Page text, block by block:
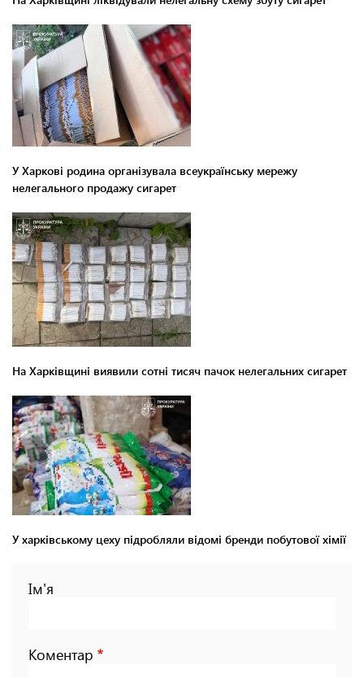
У Харкові родина організувала всеукраїнську мережу
нелегального продажу сигарет
На Харківщині виявили сотні тисяч пачок нелегальних сигарет
У харківському цеху підробляли відомі бренди побутової хімії
Ім'я
Коментар